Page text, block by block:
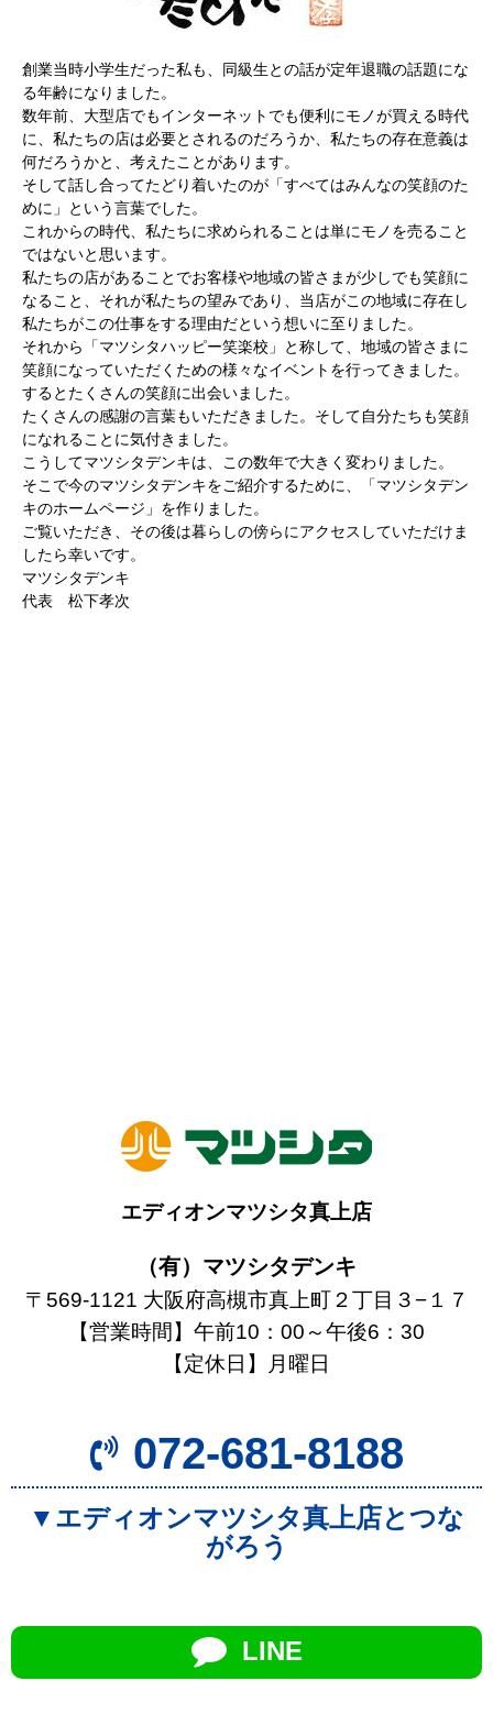
創業当時小学生だった私も、同級生との話が定年退職の話題にな
る年齢になりました。
数年前、大型店でもインターネットでも便利にモノが買える時代
に、私たちの店は必要とされるのだろうか、私たちの存在意義は
何だろうかと、考えたことがあります。
そして話し合ってたどり着いたのが「すべてはみんなの笑顔のた
めに」という言葉でした。
これからの時代、私たちに求められることは単にモノを売ること
ではないと思います。
私たちの店があることでお客様や地域の皆さまが少しでも笑顔に
なること、それが私たちの望みであり、当店がこの地域に存在し
私たちがこの仕事をする理由だという想いに至りました。
それから「マツシタハッピー笑楽校」と称して、地域の皆さまに
笑顔になっていただくための様々なイベントを行ってきました。
するとたくさんの笑顔に出会いました。
たくさんの感謝の言葉もいただきました。そして自分たちも笑顔
になれることに気付きました。
こうしてマツシタデンキは、この数年で大きく変わりました。
そこで今のマツシタデンキをご紹介するために、「マツシタデン
キのホームページ」を作りました。
ご覧いただき、その後は暮らしの傍らにアクセスしていただけま
したら幸いです。
マツシタデンキ
代表 松下孝次
エディオンマツシタ真上店
（有）マツシタデンキ
〒569-1121 大阪府高槻市真上町２丁目３−１７
【営業時間】午前10：00～午後6：30
【定休日】月曜日
072-681-8188
▼エディオンマツシタ真上店とつな
がろう
LINE